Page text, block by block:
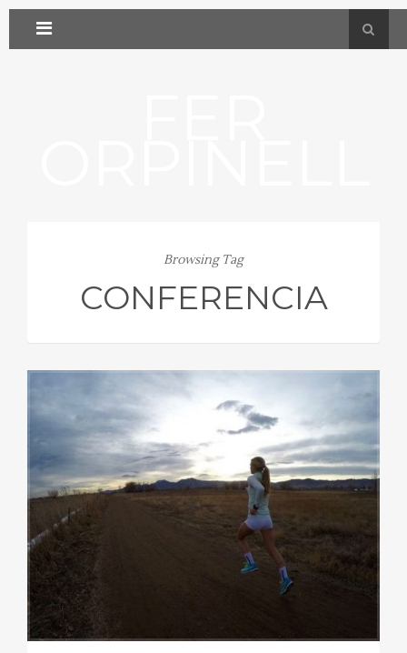
Browsing Tag
CONFERENCIA